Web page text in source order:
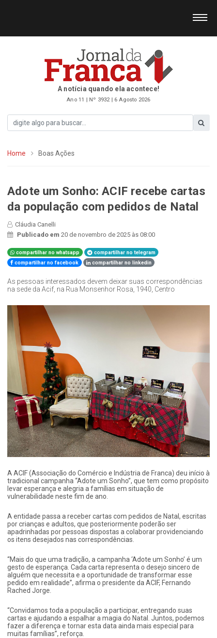
A notícia quando ela acontece!
Ano 11 | Nº 3932 | 6 Agosto 2026
Home Boas Ações
Adote um Sonho: ACIF recebe cartas
da população com pedidos de Natal
Cláudia Canelli
Publicado em 20 de novembro de 2025 às 08:00
compartilhar no whatsapp
compartilhar no telegram
compartilhar no facebook
compartilhar no linkedin
As pessoas interessados devem deixar suas correspondências
na sede da Acif, na Rua Monsenhor Rosa, 1940, Centro
A ACIF (Associação do Comércio e Indústria de Franca) deu início à
tradicional campanha “Adote um Sonho”, que tem como propósito
levar esperança e alegria a famílias em situação de
vulnerabilidade neste fim de ano.
A entidade passa a receber cartas com pedidos de Natal, escritas
por crianças e adultos, que posteriormente poderão ser
apadrinhadas por pessoas dispostas a colaborar providenciando
os itens desejados nas correspondências.
“Mais do que uma tradição, a campanha ‘Adote um Sonho’ é um
gesto de esperança. Cada carta representa o desejo sincero de
alguém que necessita e a oportunidade de transformar esse
pedido em realidade”, afirma o presidente da ACIF, Fernando
Rached Jorge.
“Convidamos toda a população a participar, entregando suas
cartas e ajudando a espalhar a magia do Natal. Juntos, podemos
fazer a diferença e tornar esta data ainda mais especial para
muitas famílias”, reforça.